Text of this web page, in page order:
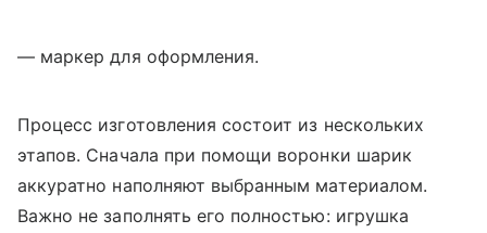
— маркер для оформления.
Процесс изготовления состоит из нескольких
этапов. Сначала при помощи воронки шарик
аккуратно наполняют выбранным материалом.
Важно не заполнять его полностью: игрушка